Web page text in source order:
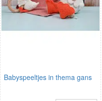
Babyspeeltjes in thema gans